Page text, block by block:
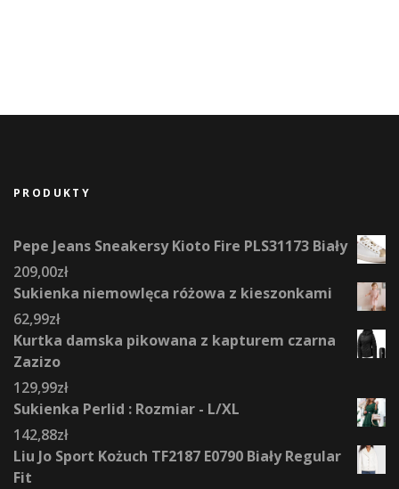
PRODUKTY
Pepe Jeans Sneakersy Kioto Fire PLS31173 Biały
209,00zł
Sukienka niemowlęca różowa z kieszonkami
62,99zł
Kurtka damska pikowana z kapturem czarna
Zazizo
129,99zł
Sukienka Perlid : Rozmiar - L/XL
142,88zł
Liu Jo Sport Kożuch TF2187 E0790 Biały Regular
Fit